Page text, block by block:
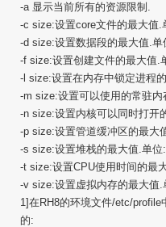
-a 显示当前所有的资源限制.
-c size:设置core文件的最大值.
-d size:设置数据段的最大值.单
-f size:设置创建文件的最大值.
-l size:设置在内存中锁定进程
-m size:设置可以使用的常驻
-n size:设置内核可以同时打开
-p size:设置管道缓冲区的最大
-s size:设置堆栈的最大值.单位
-t size:设置CPU使用时间的最
-v size:设置虚拟内存的最大值
1]在RH8的环境文件/etc/
的: